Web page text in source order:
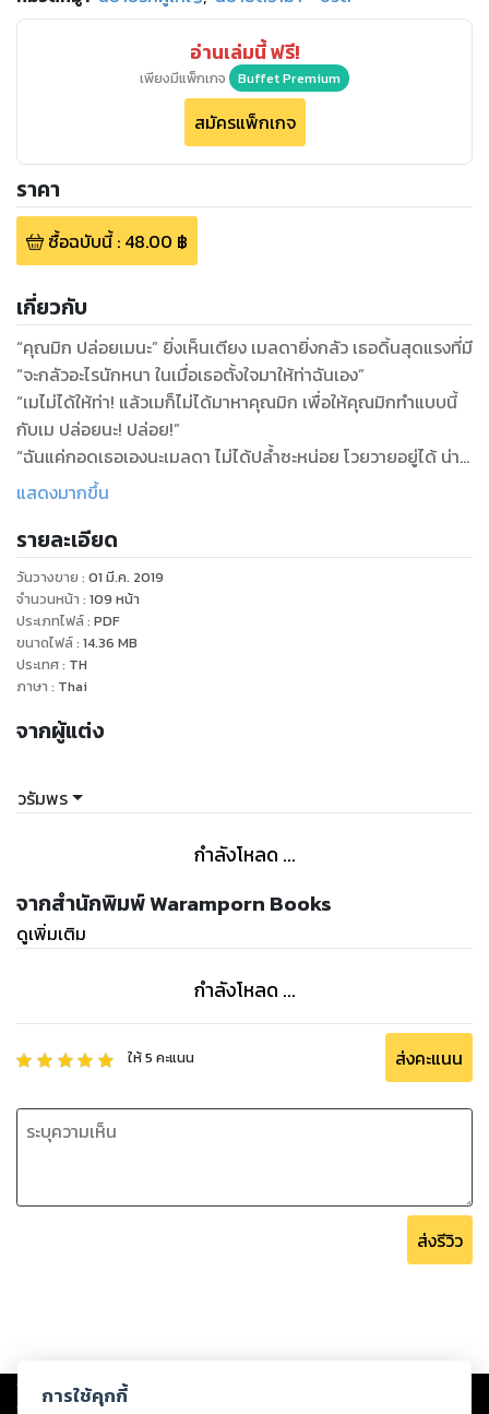
อ่านเล่มนี้ ฟรี!
เพียงมีแพ็กเกจ Buffet Premium
สมัครแพ็กเกจ
ราคา
ซื้อฉบับนี้: 48.00 ฿
เกี่ยวกับ
“คุณมิก ปล่อยเมนะ” ยิ่งเห็นเตียง เมลดายิ่งกลัว เธอดิ้นสุดแรงที่มี
“จะกลัวอะไรนักหนา ในเมื่อเธอตั้งใจมาให้ท่าฉันเอง”
“เมไม่ได้ให้ท่า! แล้วเมก็ไม่ได้มาหาคุณมิก เพื่อให้คุณมิกทำแบบนี้
กับเม ปล่อยนะ! ปล่อย!”
“ฉันแค่กอดเธอเองนะเมลดา ไม่ได้ปล้ำซะหน่อย โวยวายอยู่ได้ น่า
รำคาญ”
“แต่เธอประกาศต่อหน้าผู้หญิงของฉันเองว่าฉันเป็นสามีของเธอ
เพราะงั้นฉันจะทำอะไรเมียตัวเองก็ย่อมได้ เธอว่าจริงไหม”
“เมไม่มีวันยอมให้คุณมิกทำกับเมเหมือนที่คุณมิกทำกับผู้หญิงของ
คุณมิก” เธอประกาศกร้าวออกไปทั้งๆ ที่ตอนนี้กลัวเขาจับขั้วหัวใจ
“แล้วเธอรู้ได้ไงว่าฉันกับผู้หญิงของฉันทำอะไรกันบ้าง หรือที่ผ่านมา
เธอแอบมาดูฉันกับผู้หญิงของฉัน”
“แล้วเธอรู้ได้ไงว่าฉันกับผู้หญิงของฉันทำอะไรกัน!”
แสดงมากขึ้น
รายละเอียด
วันวางขาย : 01 มี.ค. 2019
จำนวนหน้า : 109 หน้า
ประเภทไฟล์: PDF
ขนาดไฟล์: 14.36 MB
ประเทศ: TH
ภาษา : Thai
จากผู้แต่ง
วรัมพร
กำลังโหลด ...
จากสำนักพิมพ์ Waramporn Books
ดูเพิ่มเติม
กำลังโหลด ...
ให้5 คะแนน ส่งคะแนน
ส่งรีวิว
Copyright © 2026
ต่อผลงานหรือเนื้อหาใดที่อัปโหลดผ่านเว็บไซต์และปรากฏว่าละเมิดสิทธิใน
การใช้คุกกี้